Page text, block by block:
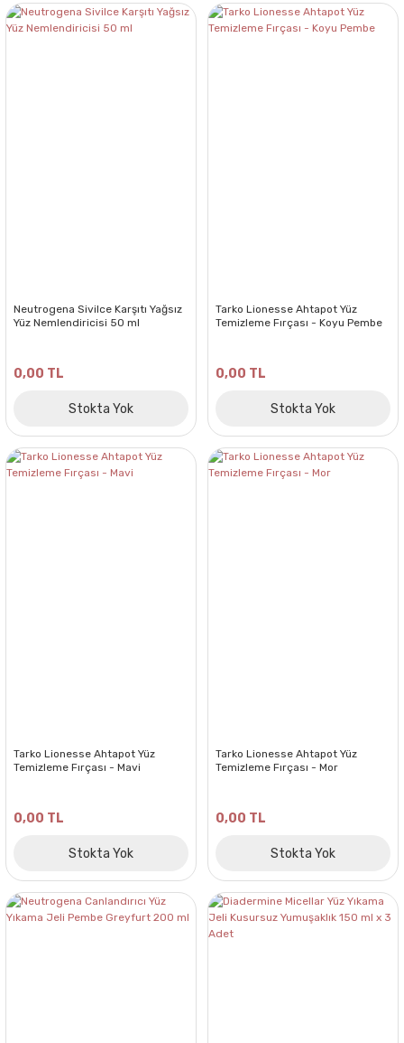
Neutrogena Sivilce Karşıtı Yağsız
Yüz Nemlendiricisi 50 ml
0,00 TL
Stokta Yok
Tarko Lionesse Ahtapot Yüz
Temizleme Fırçası - Koyu Pembe
0,00 TL
Stokta Yok
Tarko Lionesse Ahtapot Yüz
Temizleme Fırçası - Mavi
0,00 TL
Stokta Yok
Tarko Lionesse Ahtapot Yüz
Temizleme Fırçası - Mor
0,00 TL
Stokta Yok